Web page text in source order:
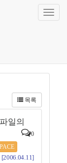
목록
일의
0
[2006.04.11]